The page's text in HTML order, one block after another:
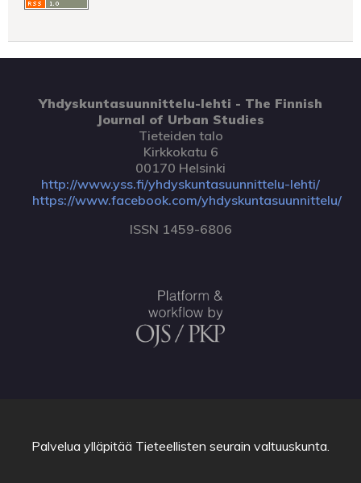
Yhdyskuntasuunnittelu-lehti - The Finnish
Journal of Urban Studies
Tieteiden talo
Kirkkokatu 6
00170 Helsinki
http://www.yss.fi/yhdyskuntasuunnittelu-lehti/
https://www.facebook.com/yhdyskuntasuunnittelu/
ISSN 1459-6806
Palvelua ylläpitää Tieteellisten seurain valtuuskunta.